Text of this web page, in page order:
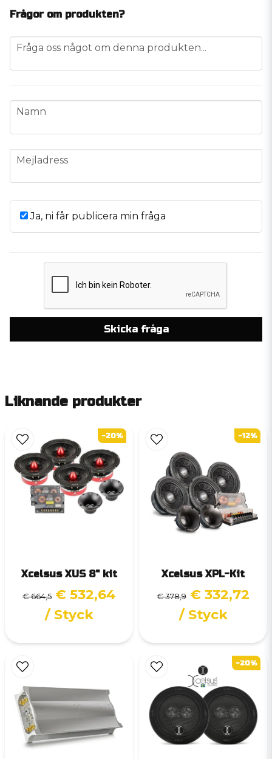
Frågor om produkten?
question
Fråga oss något om denna produkten...
name
Namn
email
Mejladress
Ja, ni får publicera min fråga
Skicka fråga
Liknande produkter
Xcelsus XUS 8" kit
€ 664,5 € 532,64
/ Styck
-20%
Xcelsus XPL-Kit
€ 378,9 € 332,72
/ Styck
-12%
-20%